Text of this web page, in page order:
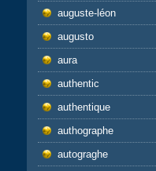
auguste-léon
augusto
aura
authentic
authentique
authographe
autograghe